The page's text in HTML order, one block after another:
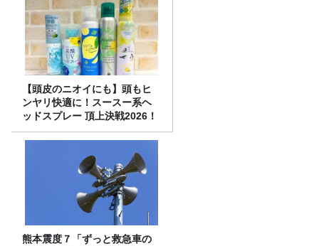
【頭皮のニオイにも】頭もヒ
ンヤリ快適に！スースー系ヘ
ッドスプレー 頂上決戦2026！
熊本震度７「ずっと救急車の